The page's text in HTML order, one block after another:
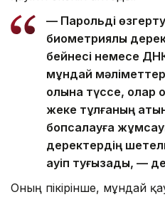
— Парольді
биометриялық
бейнесі немесе
мұндай
қолына түссе, олар
жеке тұлғаның
бопсалауға
деректердің
қауіп туғызады, —
Оның пікірінше, мұндай